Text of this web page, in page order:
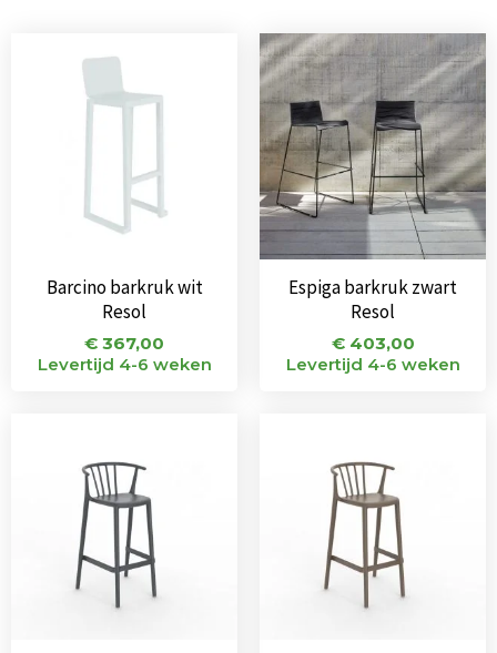
Barcino barkruk wit
Resol
€ 367,00
Levertijd 4-6 weken
Espiga barkruk zwart
Resol
€403,00
Levertijd 4-6 weken